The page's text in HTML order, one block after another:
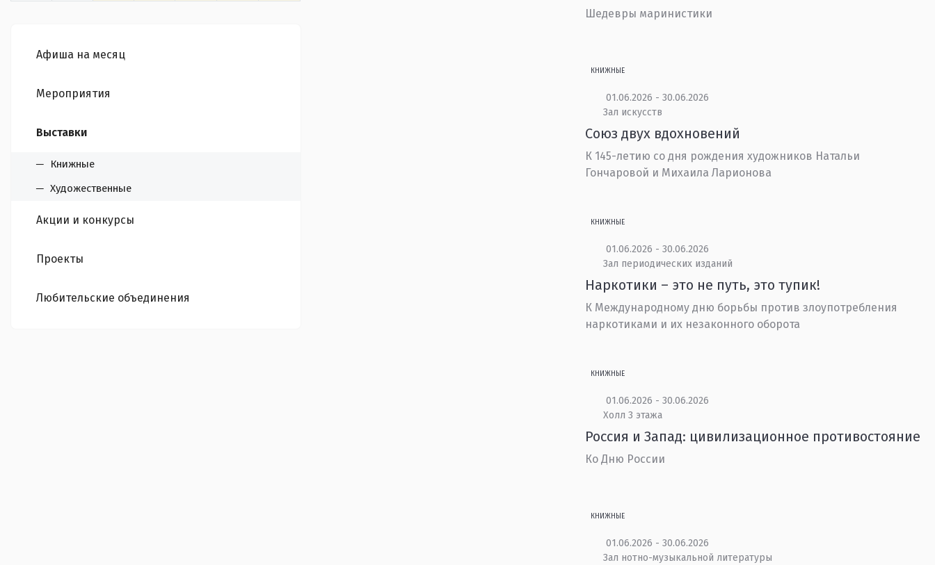
Афиша на месяц
Мероприятия
Выставки
Книжные
Художественные
Акции и конкурсы
Проекты
Любительские объединения
Шедевры маринистики
КНИЖНЫЕ
01.06.2026 - 30.06.2026
Зал искусств
Союз двух вдохновений
К 145-летию со дня рождения художников Натальи
Гончаровой и Михаила Ларионова
КНИЖНЫЕ
01.06.2026 - 30.06.2026
Зал периодических изданий
Наркотики – это не путь, это тупик!
К Международному дню борьбы против злоупотребления
наркотиками и их незаконного оборота
КНИЖНЫЕ
01.06.2026 - 30.06.2026
Холл 3 этажа
Россия и Запад: цивилизационное противостояние
Ко Дню России
КНИЖНЫЕ
01.06.2026 - 30.06.2026
Зал нотно-музыкальной литературы